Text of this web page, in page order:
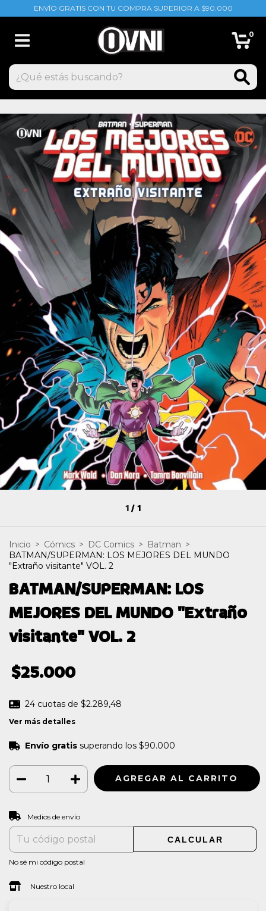
ENVÍO GRATIS CON TU COMPRA SUPERIOR A $90.000
0
1/1
Inicio > Cómics > DC Comics > Batman >
BATMAN/SUPERMAN: LOS MEJORES DEL MUNDO
"Extraño visitante" VOL. 2
BATMAN/SUPERMAN: LOS
MEJORES DEL MUNDO "Extraño
visitante" VOL. 2
$25.000
24 cuotas de $2.289,48
Ver más detalles
Envío gratis superando los $90.000
Entregas para el CP:
Medios de envío
CALCULAR
No sé mi código postal
Nuestro local